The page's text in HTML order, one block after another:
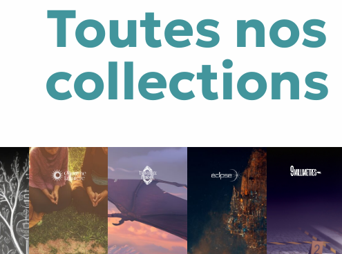
Toutes nos
collections